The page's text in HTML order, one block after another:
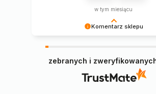
Komentarz sklepu
narożnik spełnił Pani oczekiwania 😊
w tym miesiącu
zebranych i